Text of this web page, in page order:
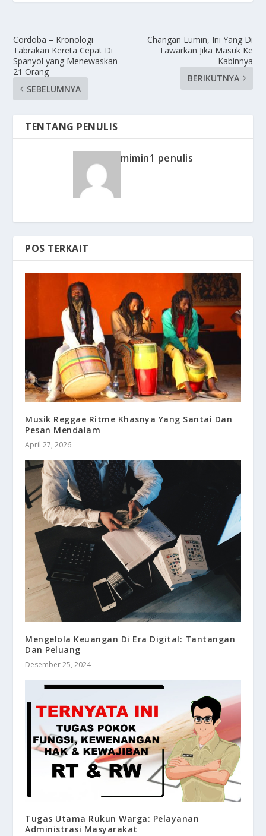
Cordoba – Kronologi
Tabrakan Kereta Cepat Di
Spanyol yang Menewaskan
21 Orang
SEBELUMNYA
Changan Lumin, Ini Yang Di
Tawarkan Jika Masuk Ke
Kabinnya
BERIKUTNYA
TENTANG PENULIS
mimin1 penulis
POS TERKAIT
Musik Reggae Ritme Khasnya Yang Santai Dan
Pesan Mendalam
April 27, 2026
Mengelola Keuangan Di Era Digital: Tantangan
Dan Peluang
Desember 25, 2024
Tugas Utama Rukun Warga: Pelayanan
Administrasi Masyarakat